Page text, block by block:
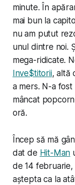
minute. În
mai bun la
nu am putut
unul dintre noi.
mega-ridicate.
Inve$titorii, altă
a mers. N-a
mâncat
oră.
Încep să mă
dat de Hit-Man
de 14 februarie,
aștepta ca la